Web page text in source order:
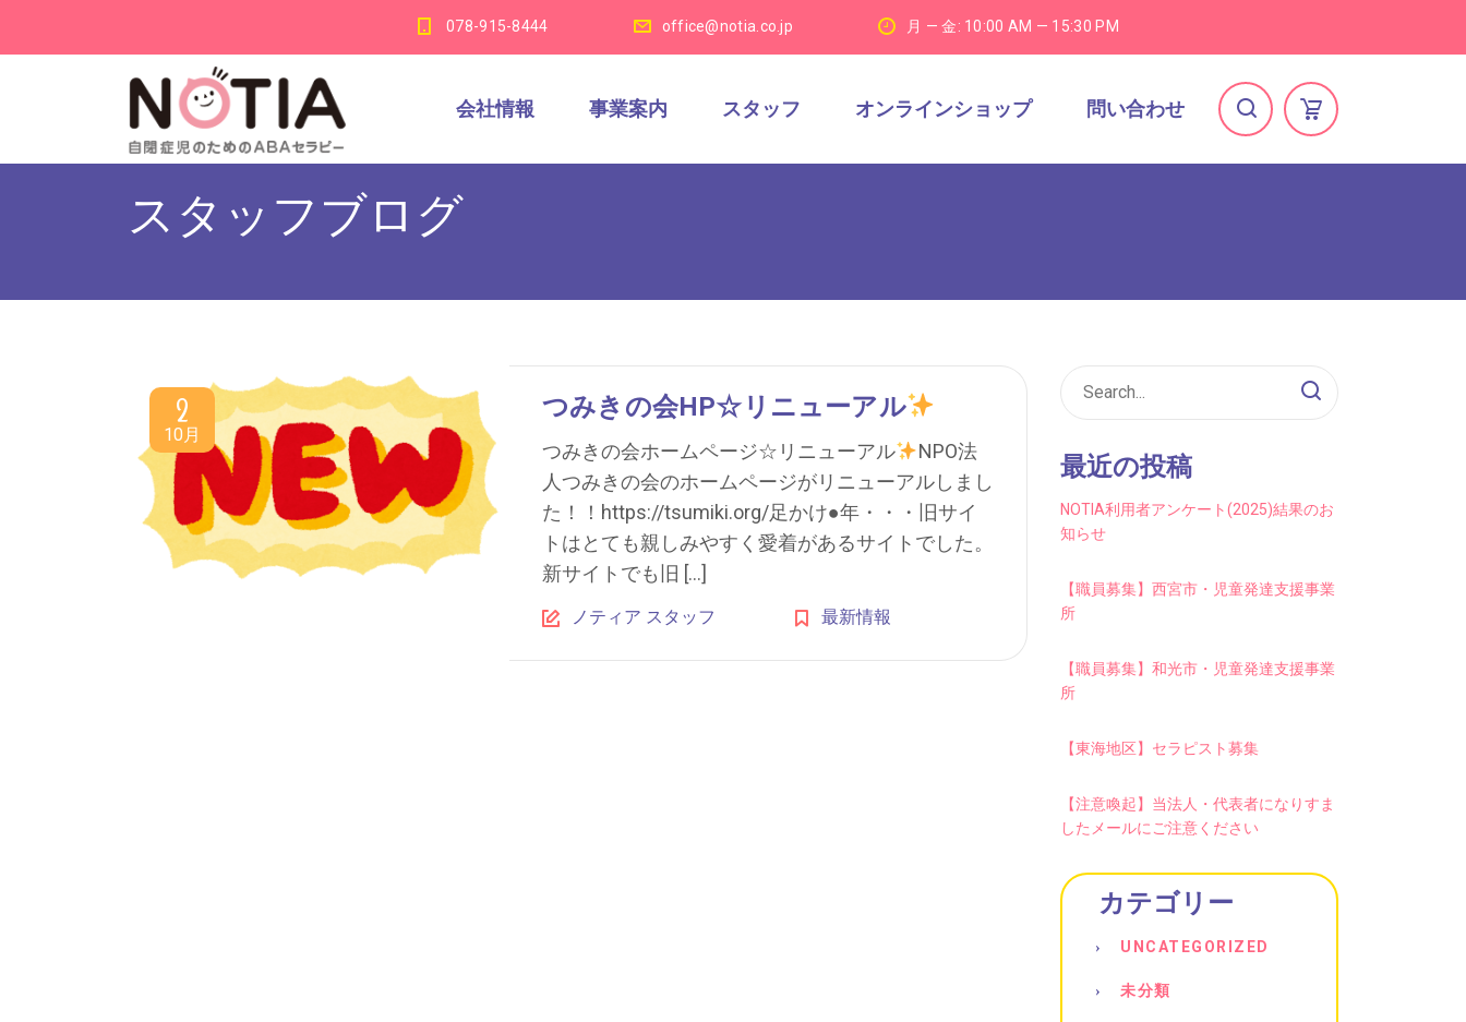
078-915-8444 office@notia.co.jp 月 — 金: 10:00 AM — 15:30 PM
会社情報 事業案内 スタッフ オンラインショップ 問い合わせ
スタッフブログ
2
10月
つみきの会HP☆リニューアル
つみきの会ホームページ☆リニューアル
NPO法
人つみきの会のホームページがリニューアルしまし
た！！https://tsumiki.org/足かけ●年・・・旧サイ
トはとても親しみやすく愛着があるサイトでした。
新サイトでも旧 […]
ノティア スタッフ 最新情報
最近の投稿
NOTIA利用者アンケート(2025)結果のお
知らせ
【職員募集】西宮市・児童発達支援事業
所
【職員募集】和光市・児童発達支援事業
所
【東海地区】セラピスト募集
【注意喚起】当法人・代表者になりすま
したメールにご注意ください
カテゴリー
UNCATEGORIZED
未分類